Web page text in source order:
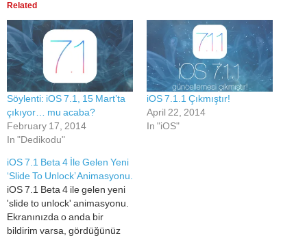
Related
Söylenti: iOS 7.1, 15 Mart’ta
çıkıyor… mu acaba?
February 17, 2014
In "Dedikodu"
iOS 7.1.1 Çıkmıştır!
April 22, 2014
In "iOS"
iOS 7.1 Beta 4 İle Gelen Yeni
‘Slide To Unlock’ Animasyonu.
iOS 7.1 Beta 4 ile gelen yeni
'slide to unlock' animasyonu.
Ekranınızda o anda bir
bildirim varsa, gördüğünüz